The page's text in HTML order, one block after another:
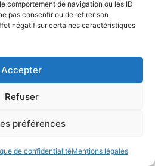
comportement de navigation ou les ID
pas consentir ou de retirer son
négatif sur certaines caractéristiques
Accepter
Refuser
préférences
de confidentialitéMentions légales